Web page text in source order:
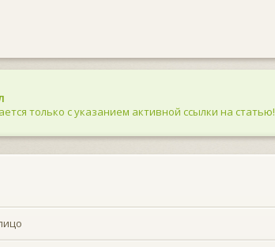
только с указанием активной ссылки на статью!